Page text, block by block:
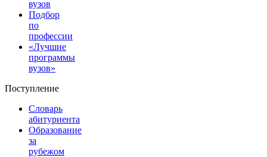
вузов
Подбор
по
профессии
«Лучшие
программы
вузов»
Поступление
Словарь
абитуриента
Образование
за
рубежом